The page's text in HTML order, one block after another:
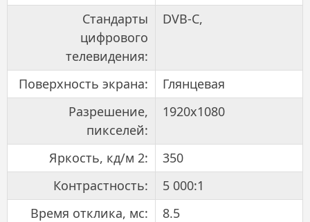
Стандарты
цифрового
телевидения:
DVB-C,
Поверхность экрана:
Глянцевая
Разрешение,
пикселей:
1920x1080
Яркость, кд/м 2:
350
Контрастность:
5 000:1
Время отклика, мс:
8.5